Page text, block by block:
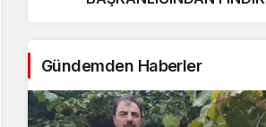
Gündemden Haberler